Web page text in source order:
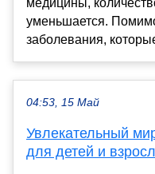
уменьшается.
заболевания,
04:53, 15 Май
Увлекательный
для детей и